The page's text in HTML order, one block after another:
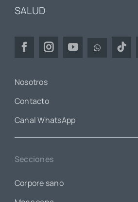
SALUD
Nosotros
Contacto
Canal WhatsApp
Secciones
Corpore sano